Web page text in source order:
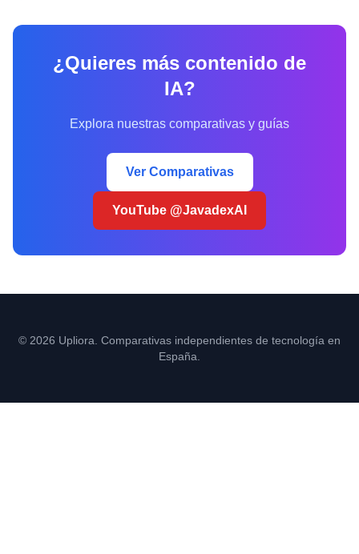
¿Quieres más contenido de
IA?
Explora nuestras comparativas y guías
Ver Comparativas
YouTube @JavadexAI
© 2026 Upliora. Comparativas independientes de tecnología en
España.